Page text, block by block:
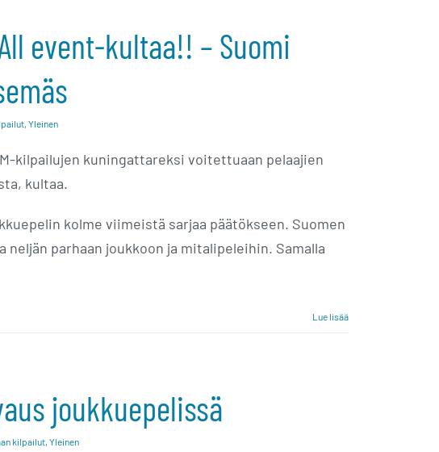
event-kultaa!! – Suomi
, Yleinen
kilpailujen kuningattareksi voitettuaan pelaajien
kultaa.
kolme viimeistä sarjaa päätökseen. Suomen
neljän parhaan joukkoon ja mitalipeleihin. Samalla
Lue lisää
joukkuepelissä
kilpailut, Yleinen